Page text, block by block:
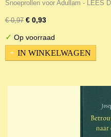
25 euro aan boeken/muziek
Snoeprollen voor Adullam - LEES
€ 0,97 € 0,93
✓ Op voorraad
IN WINKELWAGEN